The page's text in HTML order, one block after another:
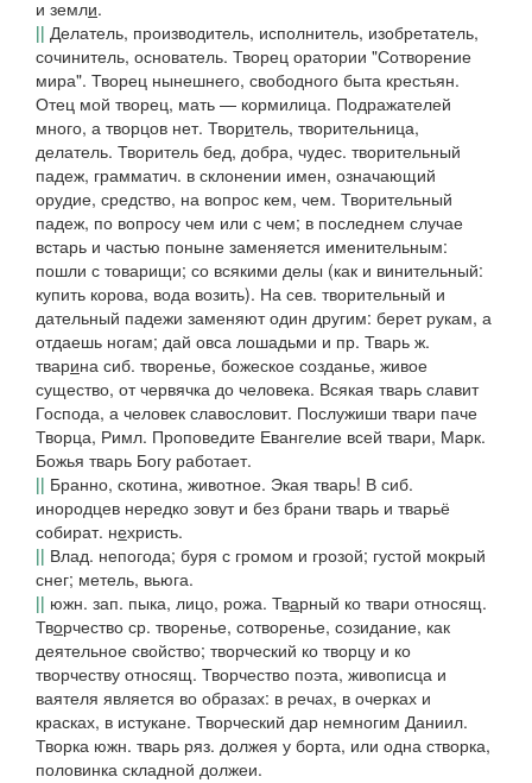
и земли.
|| Делатель, производитель, исполнитель, изобретатель,
сочинитель, основатель. Творец оратории "Сотворение
мира". Творец нынешнего, свободного быта крестьян.
Отец мой творец, мать — кормилица. Подражателей
много, а творцов нет. Творитель, творительница,
делатель. Творитель бед, добра, чудес. творительный
падеж, грамматич. в склонении имен, означающий
орудие, средство, на вопрос кем, чем. Творительный
падеж, по вопросу чем или с чем; в последнем случае
встарь и частью поныне заменяется именительным:
пошли с товарищи; со всякими делы (как и винительный:
купить корова, вода возить). На сев. творительный и
дательный падежи заменяют один другим: берет рукам, а
отдаешь ногам; дай овса лошадьми и пр. Тварь ж.
тварина сиб. творенье, божеское созданье, живое
существо, от червячка до человека. Всякая тварь славит
Господа, а человек славословит. Послужиши твари паче
Творца, Римл. Проповедите Евангелие всей твари, Марк.
Божья тварь Богу работает.
|| Бранно, скотина, животное. Экая тварь! В сиб.
инородцев нередко зовут и без брани тварь и тварьё
собират. нехристь.
|| Влад. непогода; буря с громом и грозой; густой мокрый
снег; метель, вьюга.
|| южн. зап. пыка, лицо, рожа. Тварный ко твари относящ.
Творчество ср. творенье, сотворенье, созидание, как
деятельное свойство; творческий ко творцу и ко
творчеству относящ. Творчество поэта, живописца и
ваятеля является во образах: в речах, в очерках и
красках, в истукане. Творческий дар немногим Даниил.
Творка южн. тварь ряз. должея у борта, или одна створка,
половинка складной должеи.